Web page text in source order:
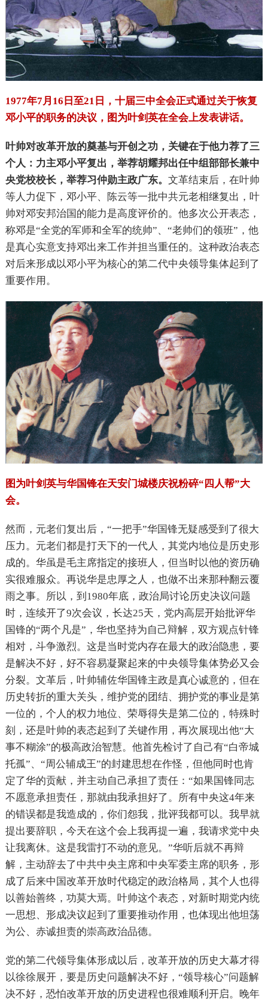
1977年7月16日至21日，十届三中全会正式通过关于恢复
邓小平的职务的决议，图为叶剑英在全会上发表讲话。
叶帅对改革开放的奠基与开创之功，关键在于他力荐了三
个人：力主邓小平复出，举荐胡耀邦出任中组部部长兼中
央党校校长，举荐习仲勋主政广东。 文革结束后，在叶帅
等人力促下，邓小平、陈云等一批中共元老相继复出，叶
帅对邓安邦治国的能力是高度评价的。他多次公开表态，
称邓是“全党的军师和全军的统帅”、“老帅们的领班”，他
是真心实意支持邓出来工作并担当重任的。这种政治表态
对后来形成以邓小平为核心的第二代中央领导集体起到了
重要作用。
图为叶剑英与华国锋在天安门城楼庆祝粉碎“四人帮”大
会。
然而，元老们复出后，“一把手”华国锋无疑感受到了很大
压力。元老们都是打天下的一代人，其党内地位是历史形
成的。华虽是毛主席指定的接班人，但当时以他的资历确
实很难服众。再说华是忠厚之人，也做不出来那种翻云覆
雨之事。所以，到1980年底，政治局讨论历史决议问题
时，连续开了9次会议，长达25天，党内高层开始批评华
国锋的“两个凡是”，华也坚持为自己辩解，双方观点针锋
相对，斗争激烈。这是当时党内存在最大的政治隐患，要
是解决不好，好不容易凝聚起来的中央领导集体势必又会
分裂。文革后，叶帅辅佐华国锋主政是真心诚意的，但在
历史转折的重大关头，维护党的团结、拥护党的事业是第
一位的，个人的权力地位、荣辱得失是第二位的，特殊时
刻，还是叶帅的表态起到了关键作用，再次展现出他“大
事不糊涂”的极高政治智慧。他首先检讨了自己有“白帝城
托孤”、“周公辅成王”的封建思想在作怪，但他同时也肯
定了华的贡献，并主动自己承担了责任： “如果国锋同志
不愿意承担责任，那就由我承担好了。所有中央这4年来
的错误都是我造成的，你们怨我，批评我都可以。我早就
提出要辞职，今天在这个会上我再提一遍，我请求党中央
让我离休。这是我雷打不动的意见。”华听后就不再辩
解，主动辞去了中共中央主席和中央军委主席的职务，形
成了后来中国改革开放时代稳定的政治格局，其个人也得
以善始善终，功莫大焉。叶帅这个表态，对新时期党内统
一思想、形成决议起到了重要推动作用，也体现出他坦荡
为公、赤诚担责的崇高政治品德。
党的第二代领导集体形成以后，改革开放的历史大幕才得
以徐徐展开，要是历史问题解决不好，“领导核心”问题解
决不好，恐怕改革开放的历史进程也很难顺利开启。晚年